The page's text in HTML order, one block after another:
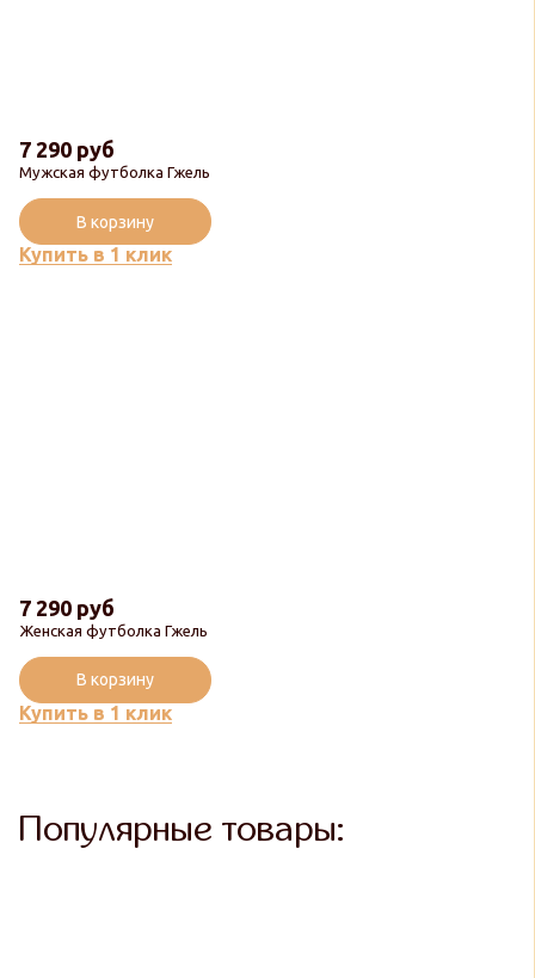
Мужская футболка Гжель
7 290 руб
Купить в 1 клик
В корзину
Женская футболка Гжель
7 290 руб
Купить в 1 клик
В корзину
Популярные товары: